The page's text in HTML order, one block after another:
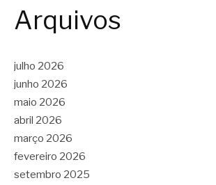
Arquivos
julho 2026
junho 2026
maio 2026
abril 2026
março 2026
fevereiro 2026
setembro 2025